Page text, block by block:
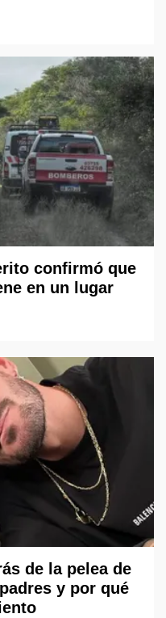
confirmó que
en un lugar
de la pelea de
y por qué